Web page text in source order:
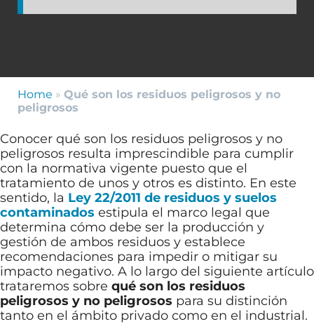
Home » Qué son los residuos peligrosos y no
peligrosos
Conocer qué son los residuos peligrosos y no
peligrosos resulta imprescindible para cumplir
con la normativa vigente puesto que el
tratamiento de unos y otros es distinto. En este
sentido, la Ley 22/2011 de residuos y suelos
contaminados estipula el marco legal que
determina cómo debe ser la producción y
gestión de ambos residuos y establece
recomendaciones para impedir o mitigar su
impacto negativo. A lo largo del siguiente artículo
trataremos sobre qué son los residuos
peligrosos y no peligrosos para su distinción
tanto en el ámbito privado como en el industrial.